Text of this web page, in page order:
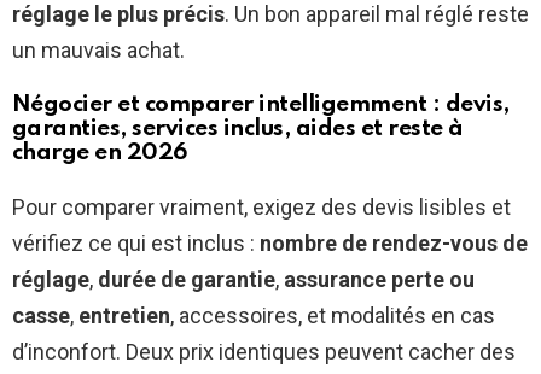
réglage le plus précis. Un bon appareil mal réglé reste
un mauvais achat.
Négocier et comparer intelligemment : devis,
garanties, services inclus, aides et reste à
charge en 2026
Pour comparer vraiment, exigez des devis lisibles et
vérifiez ce qui est inclus : nombre de rendez-vous de
réglage, durée de garantie, assurance perte ou
casse, entretien, accessoires, et modalités en cas
d’inconfort. Deux prix identiques peuvent cacher des